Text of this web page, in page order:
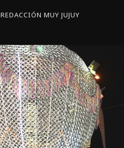
REDACCIÓN MUY JUJUY